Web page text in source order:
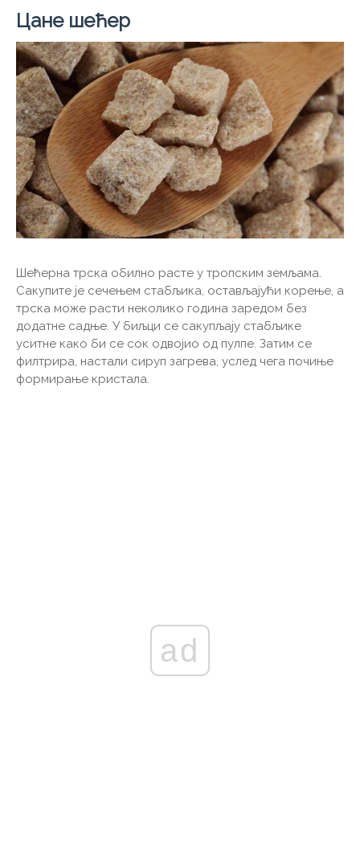
Цане шећер
Шећерна трска обилно расте у тропским земљама.
Сакупите је сечењем стабљика, остављајући корење, а
трска може расти неколико година заредом без
додатне садње. У биљци се сакупљају стабљике
уситне како би се сок одвојио од пулпе. Затим се
филтрира, настали сируп загрева, услед чега почиње
формирање кристала.
ad